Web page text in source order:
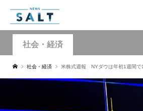
社会・経済
社会・経済 米株式週報 NYダウは年初1週間で